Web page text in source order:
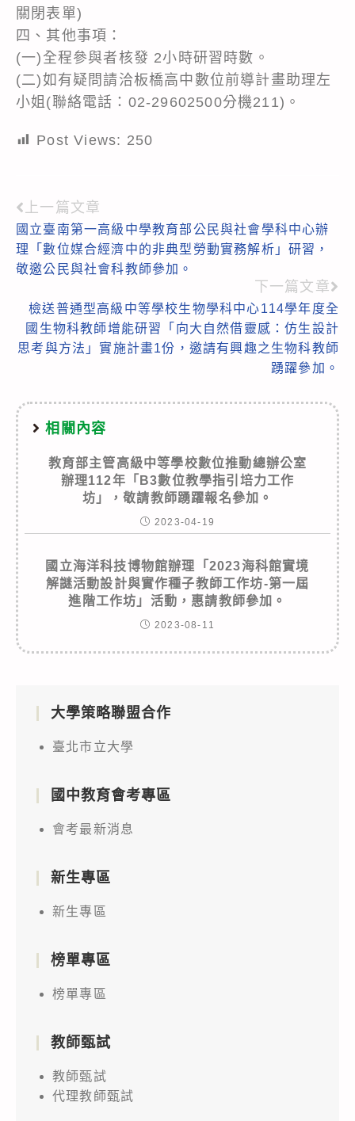
關閉表單)
四、其他事項：
(一)全程參與者核發 2小時研習時數。
(二)如有疑問請洽板橋高中數位前導計畫助理左
小姐(聯絡電話：02-29602500分機211)。
Post Views: 250
Read
more
articles
上一篇文章
國立臺南第一高級中學教育部公民與社會學科中心辦
理「數位媒合經濟中的非典型勞動實務解析」研習，
敬邀公民與社會科教師參加。
下一篇文章
檢送普通型高級中等學校生物學科中心114學年度全
國生物科教師增能研習「向大自然借靈感：仿生設計
思考與方法」實施計畫1份，邀請有興趣之生物科教師
踴躍參加。
相關內容
教育部主管高級中等學校數位推動總辦公室
辦理112年「B3數位教學指引培力工作
坊」，敬請教師踴躍報名參加。
2023-04-19
國立海洋科技博物館辦理「2023海科館實境
解謎活動設計與實作種子教師工作坊-第一屆
進階工作坊」活動，惠請教師參加。
2023-08-11
大學策略聯盟合作
臺北市立大學
國中教育會考專區
會考最新消息
新生專區
新生專區
榜單專區
榜單專區
教師甄試
教師甄試
代理教師甄試